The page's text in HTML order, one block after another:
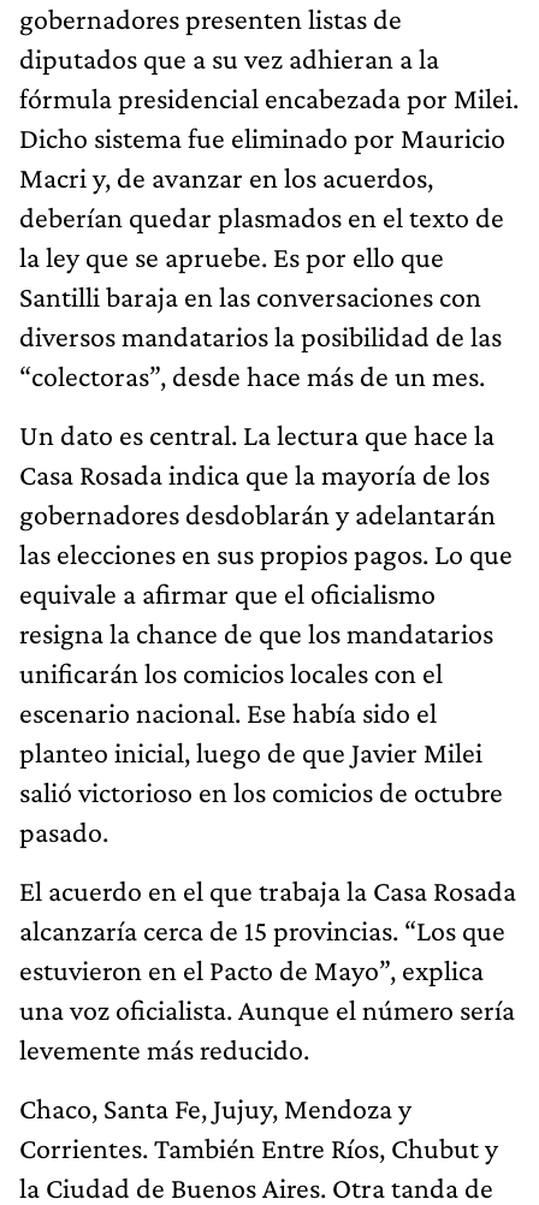
gobernadores presenten listas de
diputados que a su vez adhieran a la
fórmula presidencial encabezada por Milei.
Dicho sistema fue eliminado por Mauricio
Macri y, de avanzar en los acuerdos,
deberían quedar plasmados en el texto de
la ley que se apruebe. Es por ello que
Santilli baraja en las conversaciones con
diversos mandatarios la posibilidad de las
“colectoras”, desde hace más de un mes.
Un dato es central. La lectura que hace la
Casa Rosada indica que la mayoría de los
gobernadores desdoblarán y adelantarán
las elecciones en sus propios pagos. Lo que
equivale a afirmar que el oficialismo
resigna la chance de que los mandatarios
unificarán los comicios locales con el
escenario nacional. Ese había sido el
planteo inicial, luego de que Javier Milei
salió victorioso en los comicios de octubre
pasado.
El acuerdo en el que trabaja la Casa Rosada
alcanzaría cerca de 15 provincias. “Los que
estuvieron en el Pacto de Mayo”, explica
una voz oficialista. Aunque el número sería
levemente más reducido.
Chaco, Santa Fe, Jujuy, Mendoza y
Corrientes. También Entre Ríos, Chubut y
la Ciudad de Buenos Aires. Otra tanda de